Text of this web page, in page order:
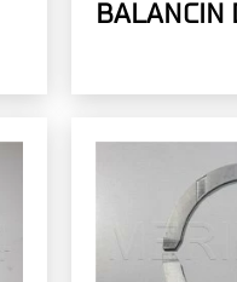
BALANCIN